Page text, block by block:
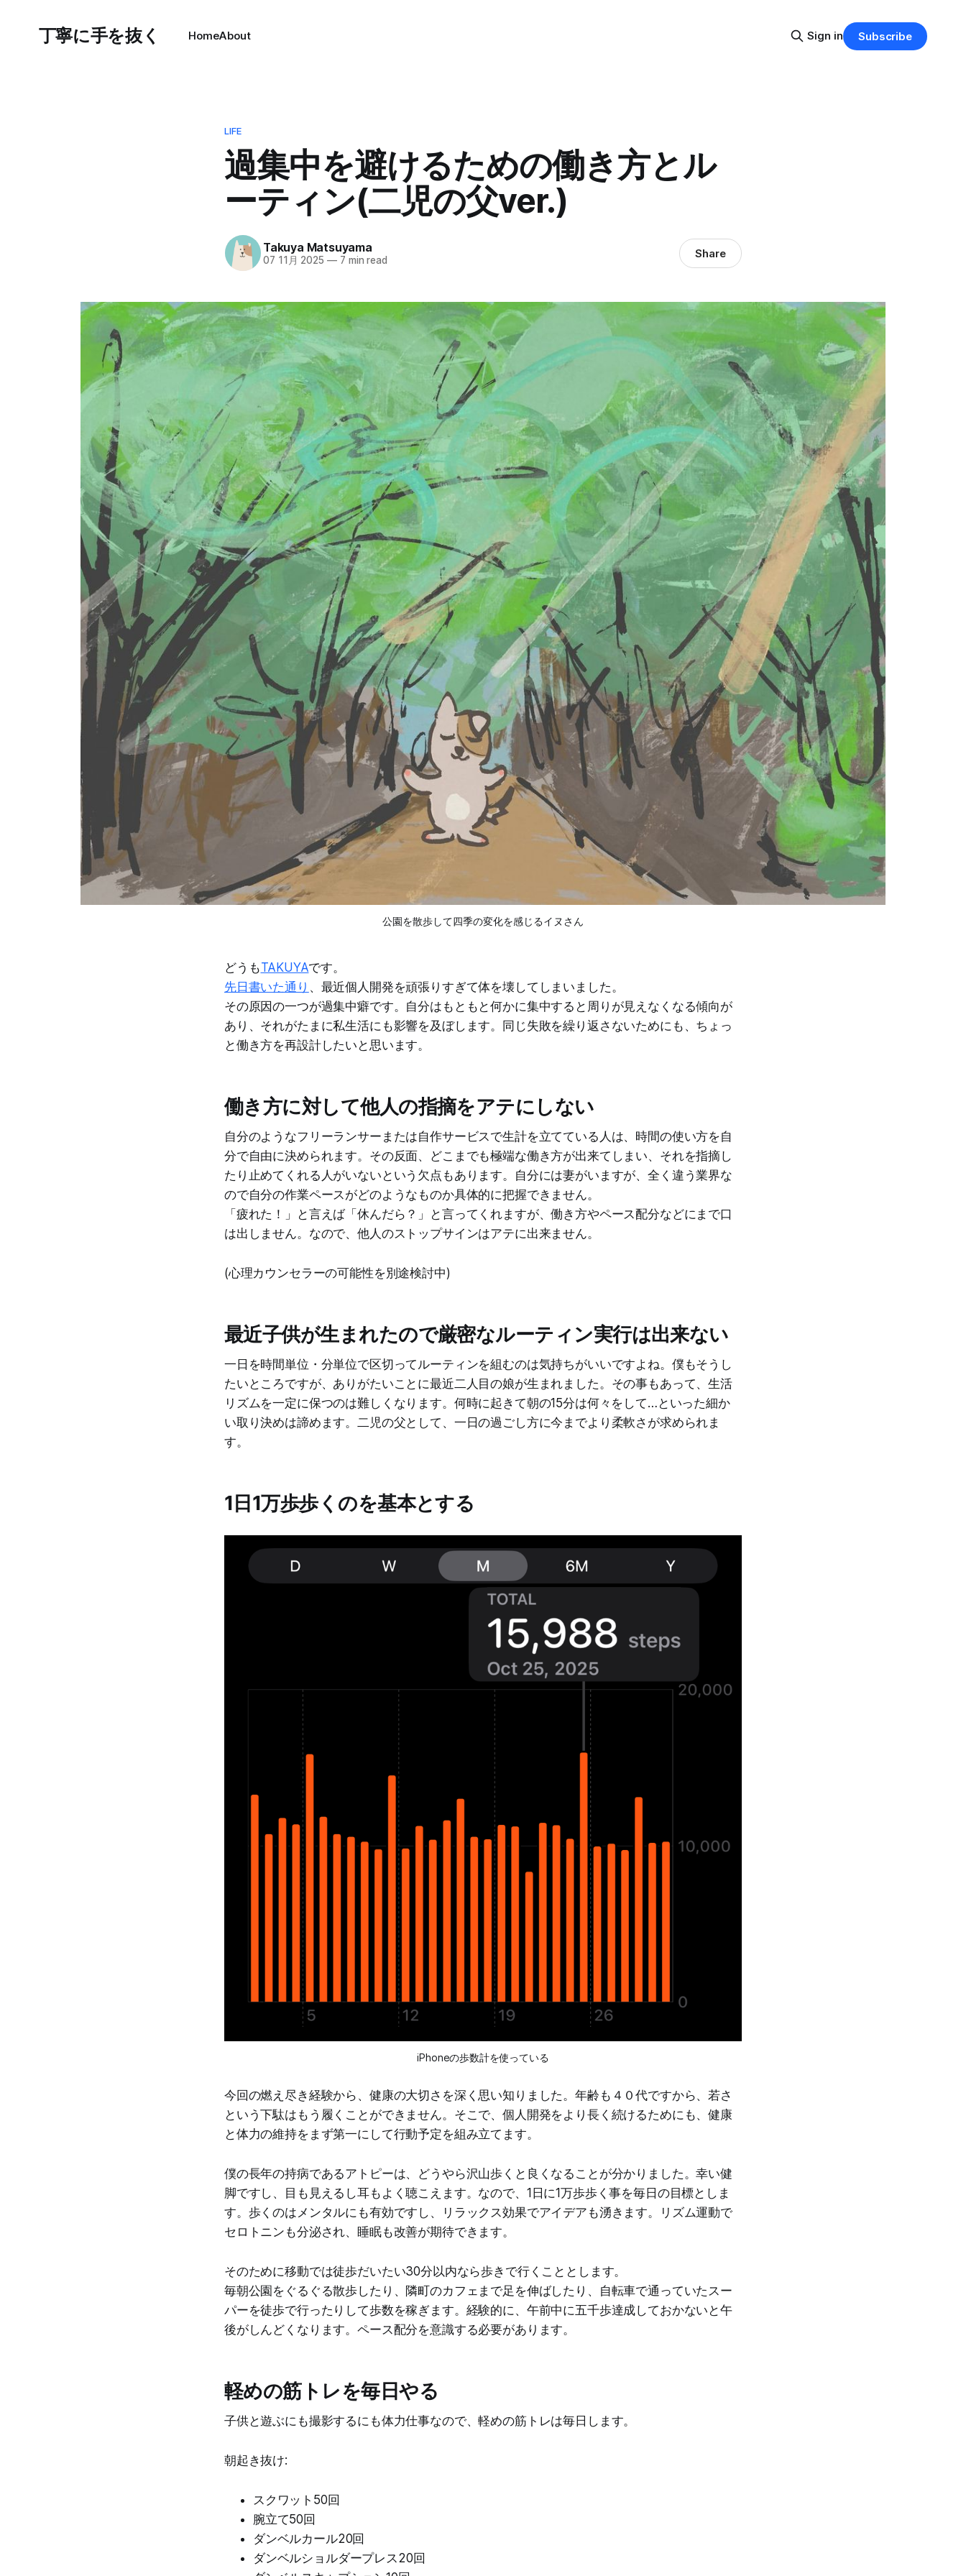
丁寧に手を抜く HomeAbout Sign in Subscribe
LIFE
過集中を避けるための働き方とル
ーティン(二児の父ver.)
Takuya Matsuyama
07 11月 2025 —7 min read Share
公園を散歩して四季の変化を感じるイヌさん
どうもTAKUYAです。
先日書いた通り 、最近個人開発を頑張りすぎて体を壊してしまいました。
その原因の一つが過集中癖です。自分はもともと何かに集中すると周りが見えなくなる傾向が
あり、それがたまに私生活にも影響を及ぼします。同じ失敗を繰り返さないためにも、ちょっ
と働き方を再設計したいと思います。
働き方に対して他人の指摘をアテにしない
自分のようなフリーランサーまたは自作サービスで生計を立てている人は、時間の使い方を自
分で自由に決められます。その反面、どこまでも極端な働き方が出来てしまい、それを指摘し
たり止めてくれる人がいないという欠点もあります。自分には妻がいますが、全く違う業界な
ので自分の作業ペースがどのようなものか具体的に把握できません。
「疲れた！」と言えば「休んだら？」と言ってくれますが、働き方やペース配分などにまで口
は出しません。なので、他人のストップサインはアテに出来ません。
(心理カウンセラーの可能性を別途検討中)
最近子供が生まれたので厳密なルーティン実行は出来ない
一日を時間単位・分単位で区切ってルーティンを組むのは気持ちがいいですよね。僕もそうし
たいところですが、ありがたいことに最近二人目の娘が生まれました。その事もあって、生活
リズムを一定に保つのは難しくなります。何時に起きて朝の15分は何々をして…といった細か
い取り決めは諦めます。二児の父として、一日の過ごし方に今までより柔軟さが求められま
す。
1日1万歩歩くのを基本とする
iPhoneの歩数計を使っている
今回の燃え尽き経験から、健康の大切さを深く思い知りました。年齢も４０代ですから、若さ
という下駄はもう履くことができません。そこで、個人開発をより長く続けるためにも、健康
と体力の維持をまず第一にして行動予定を組み立てます。
僕の長年の持病であるアトピーは、どうやら沢山歩くと良くなることが分かりました。幸い健
脚ですし、目も見えるし耳もよく聴こえます。なので、1日に1万歩歩く事を毎日の目標としま
す。歩くのはメンタルにも有効ですし、リラックス効果でアイデアも湧きます。リズム運動で
セロトニンも分泌され、睡眠も改善が期待できます。
そのために移動では徒歩だいたい30分以内なら歩きで行くこととします。
毎朝公園をぐるぐる散歩したり、隣町のカフェまで足を伸ばしたり、自転車で通っていたスー
パーを徒歩で行ったりして歩数を稼ぎます。経験的に、午前中に五千歩達成しておかないと午
後がしんどくなります。ペース配分を意識する必要があります。
軽めの筋トレを毎日やる
子供と遊ぶにも撮影するにも体力仕事なので、軽めの筋トレは毎日します。
朝起き抜け:
スクワット50回
腕立て50回
ダンベルカール20回
ダンベルショルダープレス20回